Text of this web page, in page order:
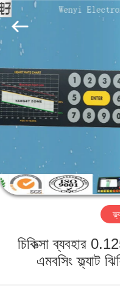
বাড়ি
পণ্য
আমাদের
সম্পর্কে
কারখানা
Jinyuanhang
Electronic
Technology
Co.,
All
Rights
Reserved.
চিকিত্সা ব্যবহার
এমবসিং ফ্ল্যাট